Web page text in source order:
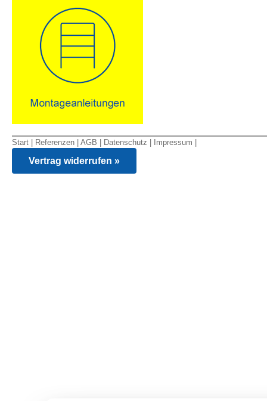
Start Referenzen AGB Datenschutz Impressum
Vertrag widerrufen »